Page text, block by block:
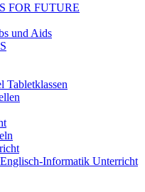
FOR FUTURE
und Aids
Informatik Unterricht